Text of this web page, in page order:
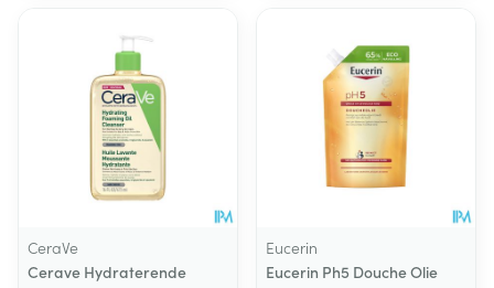
CeraVe
Cerave Hydraterende
Eucerin
Eucerin Ph5 Douche Olie